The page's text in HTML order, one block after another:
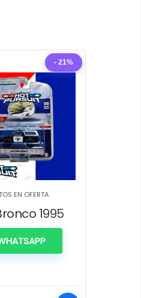
- 21%
EN OFERTA
1995